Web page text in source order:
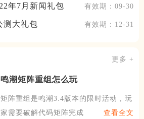
年7月新闻礼包 有效期：09-30
测大礼包 有效期：12-31
更多 +
鸣潮矩阵重组怎么玩
矩阵重组是鸣潮3.4版本的限时活动，玩
家需要破解代码矩阵完成
查看全文